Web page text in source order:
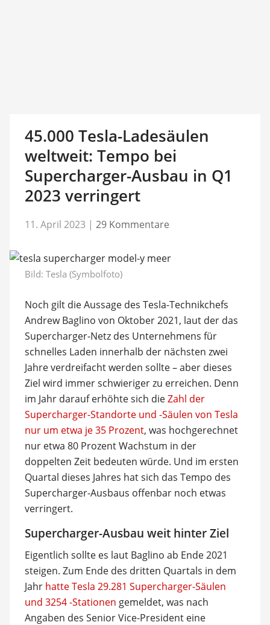
45.000 Tesla-Ladesäulen
weltweit: Tempo bei
Supercharger-Ausbau in Q1
2023 verringert
11. April 2023 | 29 Kommentare
Bild: Tesla (Symbolfoto)
Noch gilt die Aussage des Tesla-Technikchefs
Andrew Baglino von Oktober 2021, laut der das
Supercharger-Netz des Unternehmens für
schnelles Laden innerhalb der nächsten zwei
Jahre verdreifacht werden sollte – aber dieses
Ziel wird immer schwieriger zu erreichen. Denn
im Jahr darauf erhöhte sich dieZahl der
Supercharger-Standorte und -Säulen von Tesla
nur um etwa je 35 Prozent, was hochgerechnet
nur etwa 80 Prozent Wachstum in der
doppelten Zeit bedeuten würde. Und im ersten
Quartal dieses Jahres hat sich das Tempo des
Supercharger-Ausbaus offenbar noch etwas
verringert.
Supercharger-Ausbau weit hinter Ziel
Eigentlich sollte es laut Baglino ab Ende 2021
steigen. Zum Ende des dritten Quartals in dem
Jahr hatte Tesla 29.281 Supercharger-Säulen
und 3254 -Stationen gemeldet, was nach
Angaben des Senior Vice-President eine